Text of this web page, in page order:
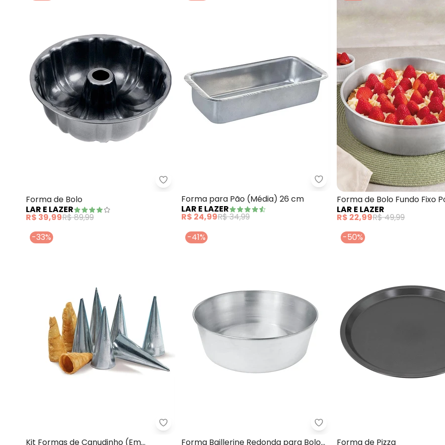
Lar e Lazer - Forma de Bolo
Forma de Bolo
LAR E LAZER
R$ 39,99R$ 89,99
Lar e Lazer - Forma para Pão
Forma para Pão (Média) 26 cm
LAR E LAZER
R$ 24,99R$ 34,99
Forma de Bolo Fundo Fixo
24)
LAR E LAZER
R$ 22,99R$ 49,99
-33%
Lar e Lazer - Kit Formas de Canudinho (Em Flandres) 12 Peças
Kit Formas de Canudinho (Em
-41%
Lar e Lazer - Forma Baillerine
Forma Baillerine Redonda para Bolo
-50%
Forma de Pizza